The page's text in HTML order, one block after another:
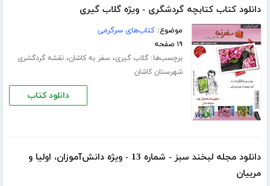
دانلود کتاب کتابچه گردشگری - ویژه گلاب گیری
موضوع:کتاب‌های سرگرمی
۱۹ صفحه
برچسب‌ها:گلاب گیری، سفر به کاشان،نقشه گردگشری
شهرستان کاشان
دانلود کتاب
دانلود مجله لبخند سبز - شماره 13 - ویژه دانش‌‌آموزان، اولیا و
مربیان